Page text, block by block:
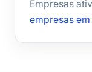
Empresas
empresas